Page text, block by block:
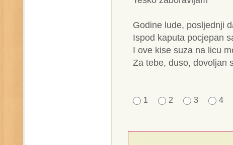
Godine lude, posljednji
Ispod kaputa pocjepan
I ove kise suza na licu
Za tebe, duso, dovoljan
1 2 3 4